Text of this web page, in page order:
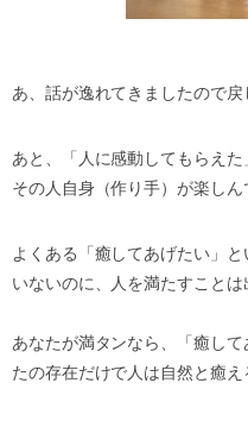
あ、話が逸れてきましたので戻
あと、「人に感動してもらえた
その人自身（作り手）が楽しん
よくある「癒してあげたい」
いないのに、人を満たすことは
あなたが満タンなら、「癒し
たの存在だけで人は自然と癒